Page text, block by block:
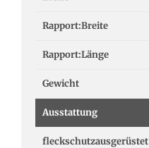
Rapport:Breite
Rapport:Länge
Gewicht
Ausstattung
fleckschutzausgerüstet